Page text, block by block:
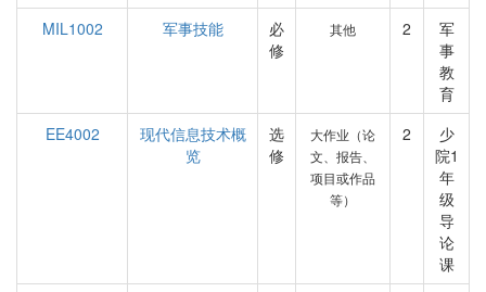
MIL1002
军事技能
必
修
其他 2
军
事
教
育
EE4002
现代信息技术概
览
选
修
大作业（论
文、报告、
项目或作品
等）
2
少
院1
年
级
导
论
课